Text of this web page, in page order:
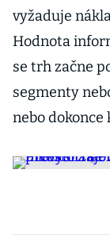
vyžaduje
Hodnota
se trh začne
segmenty
nebo dokonce